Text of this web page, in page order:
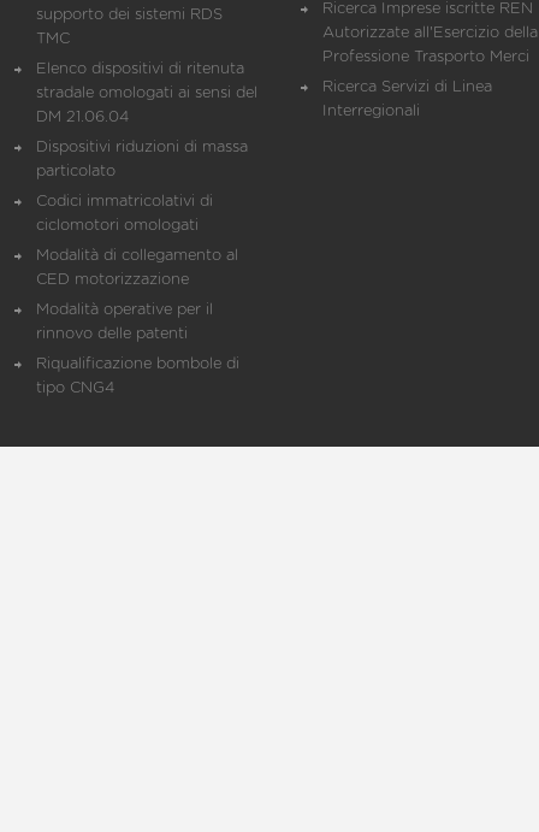
supporto dei sistemi RDS
TMC
Elenco dispositivi di ritenuta
stradale omologati ai sensi del
DM 21.06.04
Dispositivi riduzioni di massa
particolato
Codici immatricolativi di
ciclomotori omologati
Modalità di collegamento al
CED motorizzazione
Modalità operative per il
rinnovo delle patenti
Riqualificazione bombole di
tipo CNG4
Ricerca Imprese iscritte REN
Autorizzate all'Esercizio della
Professione Trasporto Merci
Ricerca Servizi di Linea
Interregionali